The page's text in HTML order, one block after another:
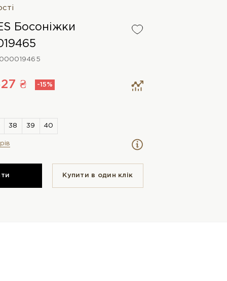
Босоніжки
₴ -15%
Купити в один клiк